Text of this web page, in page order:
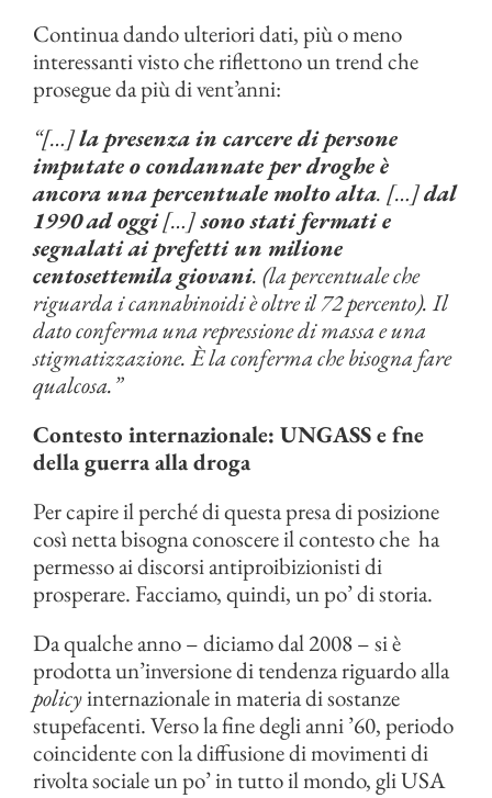
Continua dando ulteriori dati, più o meno
interessanti visto che riflettono un trend che
prosegue da più di vent’anni:
“[…]la presenza in carcere di persone
imputate o condannate per droghe è
ancora una percentuale molto alta. […]dal
1990 ad oggi[…]sono stati fermati e
segnalati ai prefetti un milione
centosettemila giovani. (la percentuale che
riguarda i cannabinoidi è oltre il 72 percento). Il
dato conferma una repressione di massa e una
stigmatizzazione. È la conferma che bisogna fare
qualcosa.”
Contesto internazionale: UNGASS e fne
della guerra alla droga
Per capire il perché di questa presa di posizione
così netta bisogna conoscere il contesto che ha
permesso ai discorsi antiproibizionisti di
prosperare. Facciamo, quindi, un po’ di storia.
Da qualche anno – diciamo dal 2008 – si è
prodotta un’inversione di tendenza riguardo alla
policyinternazionale in materia di sostanze
stupefacenti. Verso la fine degli anni ’60, periodo
coincidente con la diffusione di movimenti di
rivolta sociale un po’ in tutto il mondo, gli USA